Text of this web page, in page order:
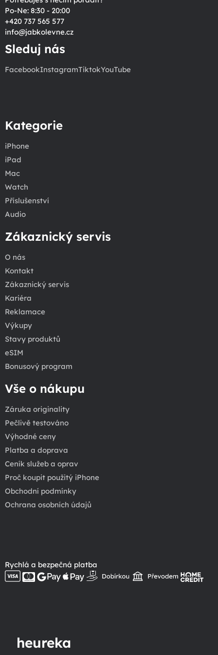
Po-Ne: 8:30 - 20:00
+420 737 565 577
info@jabkolevne.cz
Sleduj nás
FacebookInstagramTiktokYouTube
Kategorie
iPhone
iPad
Mac
Watch
Příslušenství
Audio
Zákaznický servis
O nás
Kontakt
Zákaznický servis
Kariéra
Reklamace
Výkupy
Stavy produktů
eSIM
Bonusový program
Vše o nákupu
Záruka originality
Pečlivě testováno
Výhodné ceny
Platba a doprava
Ceník služeb a oprav
Proč koupit použitý iPhone
Obchodní podmínky
Ochrana osobních údajů
Rychlá a bezpečná platba
heureka